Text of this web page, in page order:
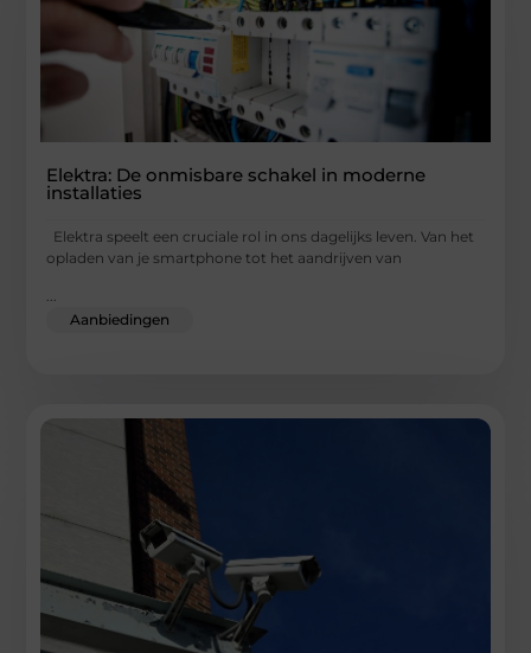
Elektra: De onmisbare schakel in moderne
installaties
Elektra speelt een cruciale rol in ons dagelijks leven. Van het
opladen van je smartphone tot het aandrijven van
...
Aanbiedingen